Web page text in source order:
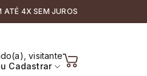
ATÉ 4X SEM JUROS
visitante
Cadastrar